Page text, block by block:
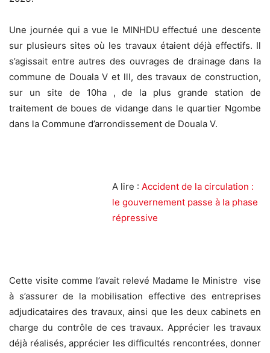
Une journée qui a vue le MINHDU effectué une descente
sur plusieurs sites où les travaux étaient déjà effectifs. Il
s’agissait entre autres des ouvrages de drainage dans la
commune de Douala V et lll, des travaux de construction,
sur un site de 10ha , de la plus grande station de
traitement de boues de vidange dans le quartier Ngombe
dans la Commune d’arrondissement de Douala V.
A lire : Accident de la circulation :
le gouvernement passe à la phase
répressive
Cette visite comme l’avait relevé Madame le Ministre vise
à s’assurer de la mobilisation effective des entreprises
adjudicataires des travaux, ainsi que les deux cabinets en
charge du contrôle de ces travaux. Apprécier les travaux
déjà réalisés, apprécier les difficultés rencontrées, donner